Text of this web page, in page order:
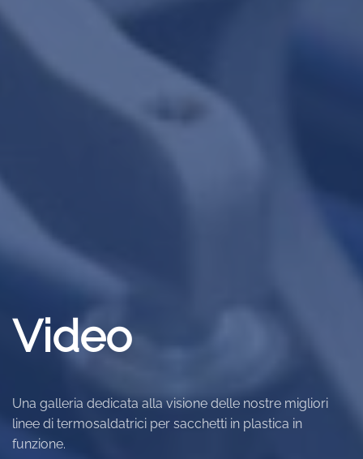
Video
Una galleria dedicata alla visione delle nostre migliori
linee di termosaldatrici per sacchetti in plastica in
funzione.